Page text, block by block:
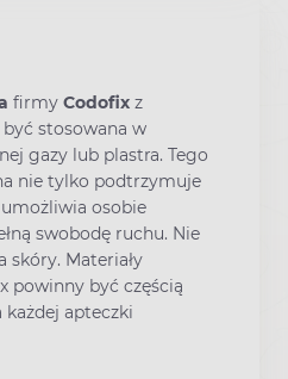
firmy Codofix z
stosowana w
gazy lub plastra. Tego
nie tylko podtrzymuje
osobie
swobodę ruchu. Nie
skóry. Materiały
powinny być częścią
każdej apteczki